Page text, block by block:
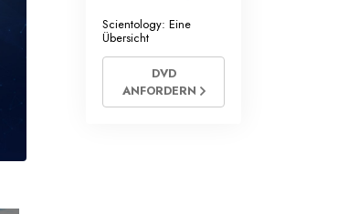
Scientology: Eine
Übersicht
DVD
ANFORDERN